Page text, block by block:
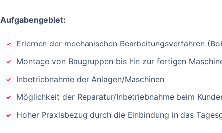
Aufgabengebiet:
Erlernen der mechanischen Bearbeitungsverfahren
Montage von Baugruppen bis hin zur fertigen
Inbetriebnahme der Anlagen/Maschinen
Möglichkeit der Reparatur/Inbetriebnahme beim
Hoher Praxisbezug durch die Einbindung in das